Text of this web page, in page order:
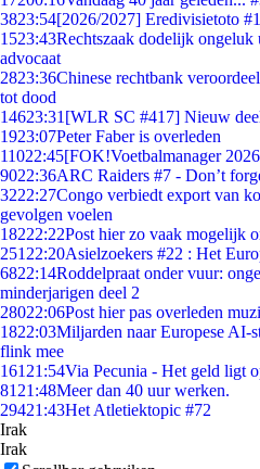
3823:54[2026/2027] Eredivisietoto #1
1523:43Rechtszaak dodelijk ongeluk
advocaat
2823:36Chinese rechtbank
tot dood
14623:31 [WLR SC #417] Nieuw
1923:07Peter Faber is overleden
11022:45[FOK!Voetbalmanager
9022:36ARC Raiders #7 - Don’t
3222:27Congo verbiedt export van
gevolgen voelen
18222:22Post hier zo vaak mogelijk
251 22:20Asielzoekers #22 : Het
6822:14Roddelpraat onder vuur:
minderjarigen deel 2
28022:06Post hier pas overleden
1822:03Miljarden naar Europese AI-
flink mee
161 21:54Via Pecunia - Het geld ligt
81 21:48Meer dan 40 uur werken.
29421:43Het Atletiektopic #72
Irak
Irak